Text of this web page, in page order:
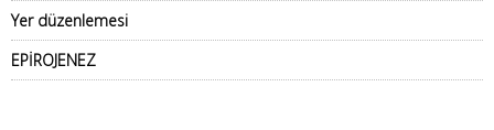
Yer düzenlemesi
EPİROJENEZ